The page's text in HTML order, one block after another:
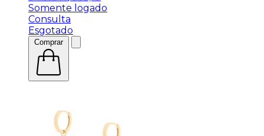
Somente logado
Consulta
Esgotado
Comprar